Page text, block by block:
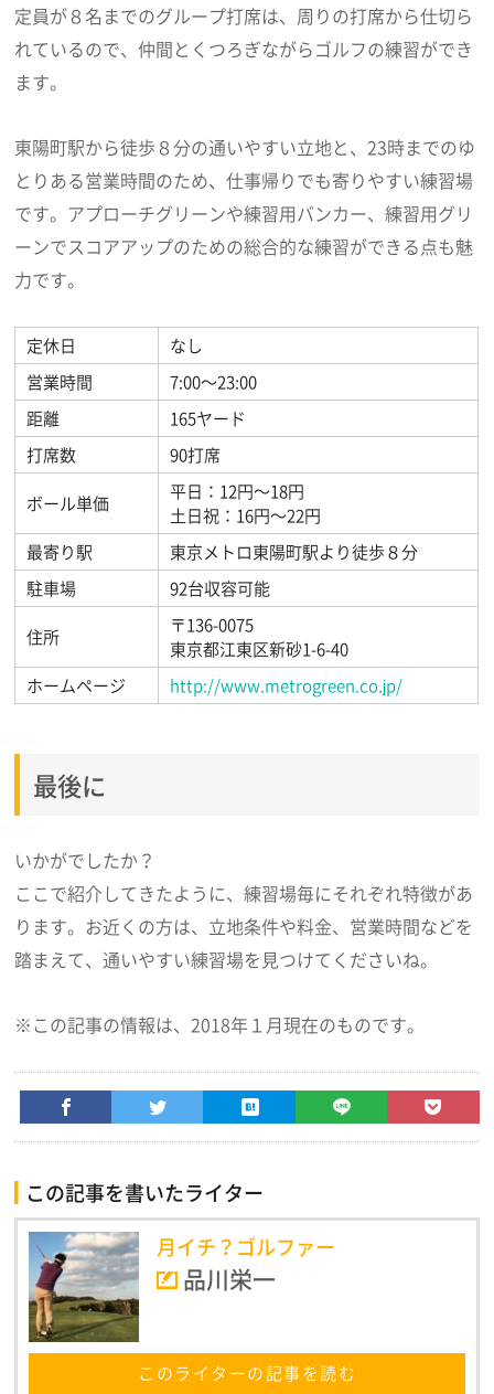
定員が８名までのグループ打席は、周りの打席から仕切ら
れているので、仲間とくつろぎながらゴルフの練習ができ
ます。
東陽町駅から徒歩８分の通いやすい立地と、23時までのゆ
とりある営業時間のため、仕事帰りでも寄りやすい練習場
です。アプローチグリーンや練習用バンカー、練習用グリ
ーンでスコアアップのための総合的な練習ができる点も魅
力です。
定休日
なし
営業時間
7:00～23:00
距離
165ヤード
打席数
90打席
ボール単価
平日：12円～18円
土日祝：16円～22円
最寄り駅
東京メトロ東陽町駅より徒歩８分
駐車場
92台収容可能
住所
〒136-0075
東京都江東区新砂1-6-40
ホームページ
http://www.metrogreen.co.jp/
最後に
いかがでしたか？
ここで紹介してきたように、練習場毎にそれぞれ特徴があ
ります。お近くの方は、立地条件や料金、営業時間などを
踏まえて、通いやすい練習場を見つけてくださいね。
※この記事の情報は、2018年１月現在のものです。
この記事を書いたライター
月イチ？ゴルファー
品川栄一
このライターの記事を読む